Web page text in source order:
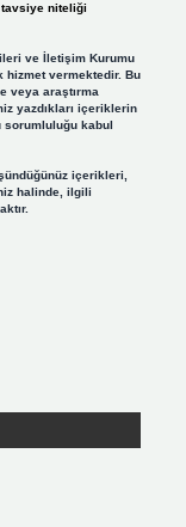
niteliği
ve İletişim Kurumu
hizmet vermektedir. Bu
veya araştırma
yazdıkları içeriklerin
kabul
içerikleri,
halinde, ilgili